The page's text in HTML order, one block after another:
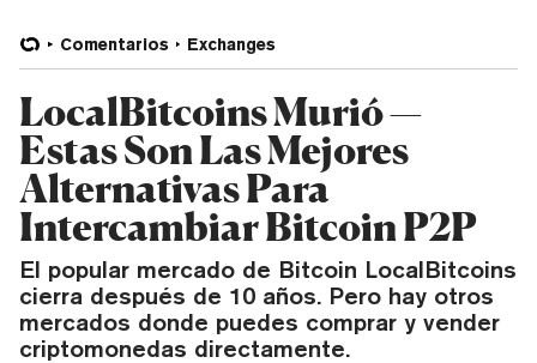
Comentarios Exchanges
LocalBitcoins Murió —
Estas Son Las Mejores
Alternativas Para
Intercambiar Bitcoin P2P
El popular mercado de Bitcoin LocalBitcoins
cierra después de 10 años. Pero hay otros
mercados donde puedes comprar y vender
criptomonedas directamente.